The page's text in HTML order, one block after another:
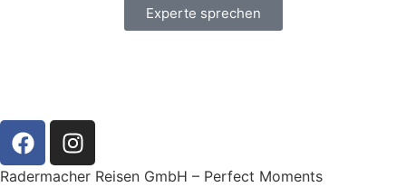
Experte sprechen
Radermacher Reisen GmbH – Perfect Moments